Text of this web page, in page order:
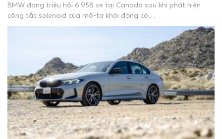
BMW đang triệu hồi 6.958 xe tại Canada sau khi phát hiện
công tắc solenoid của mô-tơ khởi động có…